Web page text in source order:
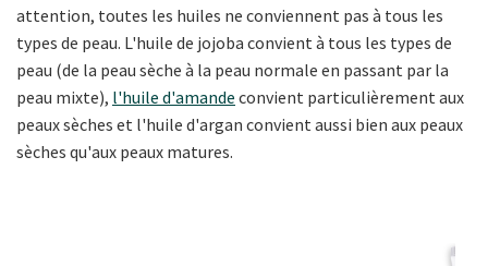
attention, toutes les huiles ne conviennent pas à tous les
types de peau. L'huile de jojoba convient à tous les types de
peau (de la peau sèche à la peau normale en passant par la
peau mixte), l'huile d'amande convient particulièrement aux
peaux sèches et l'huile d'argan convient aussi bien aux peaux
sèches qu'aux peaux matures.